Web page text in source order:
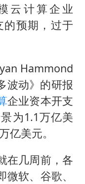
队连曝丑闻
女子发现前夫婚内与第三者育子
笔试第一被劝弃考涉事副校长被撤职
构建更高水平的全民健身公共服务体系
挡“张雪机车”民进党当局怕什么
新历史纪录
阻尼器摆动明显
云计算企业
的预期，过于
Hammond
波动》的研报
企业资本开支
为1.1万亿美
亿美元。
在几周前，各
软、谷歌、